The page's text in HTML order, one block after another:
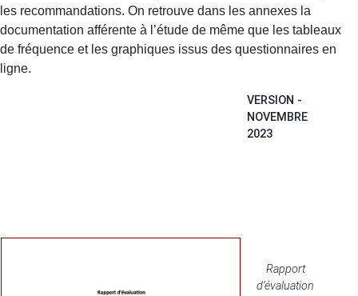
les recommandations. On retrouve dans les annexes la
documentation afférente à l’étude de même que les tableaux
de fréquence et les graphiques issus des questionnaires en
ligne.
VERSION -
NOVEMBRE
2023
Rapport
d’évaluation